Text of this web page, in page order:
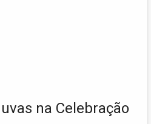
na Celebração